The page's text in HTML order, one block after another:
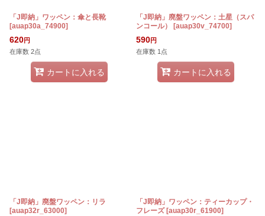
「J即納」ワッペン：傘と長靴
[auap30a_74900]
620円
在庫数 2点
カートに入れる
「J即納」廃盤ワッペン：土星（スパ
ンコール）
[auap30v_74700]
590円
在庫数 1点
カートに入れる
「J即納」廃盤ワッペン：リラ
[auap32r_63000]
「J即納」ワッペン：ティーカップ・
フレーズ [auap30r_61900]